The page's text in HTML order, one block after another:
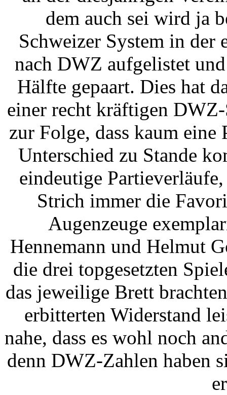
dem auch sei wird ja
Schweizer System in der
nach DWZ aufgelistet
Hälfte gepaart. Dies hat
einer recht kräftigen
zur Folge, dass kaum
Unterschied zu Stande
eindeutige
Strich immer die
Augenzeuge
Hennemann und Helmut
die drei topgesetzten
das jeweilige Brett
erbitterten Widerstand
nahe, dass es wohl noch
denn DWZ-Zahlen haben